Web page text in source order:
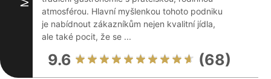
atmosférou. Hlavní myšlenkou tohoto podniku
je nabídnout zákazníkům nejen kvalitní jídla,
ale také pocit, že se ...
9.6 (68)